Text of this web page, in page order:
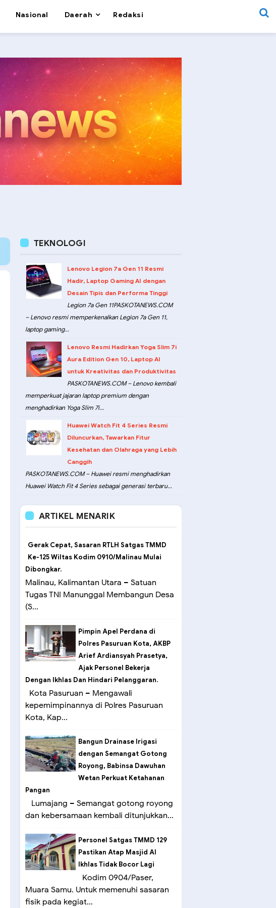
Nasional Daerah Redaksi
TEKNOLOGI
Lenovo Legion 7a Gen 11 Resmi
Hadir, Laptop Gaming AI dengan
Desain Tipis dan Performa Tinggi
Legion 7a Gen 11PASKOTANEWS.COM
– Lenovo resmi memperkenalkan Legion 7a Gen 11,
laptop gaming...
Lenovo Resmi Hadirkan Yoga Slim 7i
Aura Edition Gen 10, Laptop AI
untuk Kreativitas dan Produktivitas
PASKOTANEWS.COM – Lenovo kembali
memperkuat jajaran laptop premium dengan
menghadirkan Yoga Slim 7i...
Huawei Watch Fit 4 Series Resmi
Diluncurkan, Tawarkan Fitur
Kesehatan dan Olahraga yang Lebih
Canggih
PASKOTANEWS.COM – Huawei resmi menghadirkan
Huawei Watch Fit 4 Series sebagai generasi terbaru...
ARTIKEL MENARIK
Gerak Cepat, Sasaran RTLH Satgas TMMD
Ke-125 Wiltas Kodim 0910/Malinau Mulai
Dibongkar.
Malinau, Kalimantan Utara – Satuan
Tugas TNI Manunggal Membangun Desa
(S...
Pimpin Apel Perdana di
Polres Pasuruan Kota, AKBP
Arief Ardiansyah Prasetya,
Ajak Personel Bekerja
Dengan Ikhlas Dan Hindari Pelanggaran.
Kota Pasuruan – Mengawali
kepemimpinannya di Polres Pasuruan
Kota, Kap...
Bangun Drainase Irigasi
dengan Semangat Gotong
Royong, Babinsa Dawuhan
Wetan Perkuat Ketahanan
Pangan
Lumajang – Semangat gotong royong
dan kebersamaan kembali ditunjukkan...
Personel Satgas TMMD 129
Pastikan Atap Masjid Al
Ikhlas Tidak Bocor Lagi
Kodim 0904/Paser,
Muara Samu. Untuk memenuhi sasaran
fisik pada kegiat...